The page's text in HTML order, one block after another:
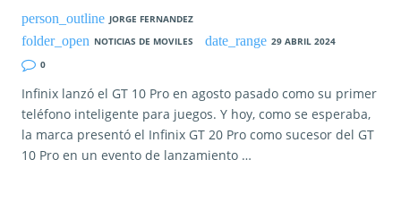
JORGE FERNANDEZ
NOTICIAS DE MOVILES
29 ABRIL 2024
0
Infinix lanzó el GT 10 Pro en agosto pasado como su primer
teléfono inteligente para juegos. Y hoy, como se esperaba,
la marca presentó el Infinix GT 20 Pro como sucesor del GT
10 Pro en un evento de lanzamiento …